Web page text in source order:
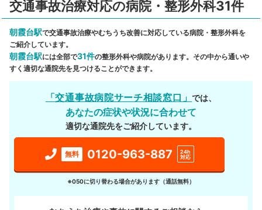
交通事故治療対応の病院・整形外科31件
朝霞台駅で交通事故治療やむちうち改善に対応している病院・整形外科を
ご紹介しています。
朝霞台駅には全部で31件の整形外科や病院があります。その中から通いや
すく適切な通院先を見つけることができます。
「交通事故病院サーチ相談窓口」では、
あなたの症状や状況に合わせて
適切な通院先をご紹介しています。
無料 0120-963-887
24h
対応
※050に切り替わる場合があります（通話無料）